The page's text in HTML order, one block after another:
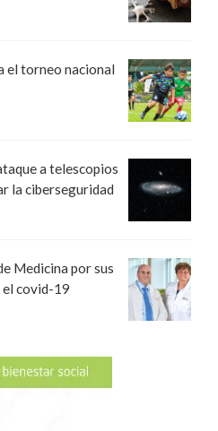
el torneo nacional
a telescopios
la ciberseguridad
Medicina por sus
el covid-19